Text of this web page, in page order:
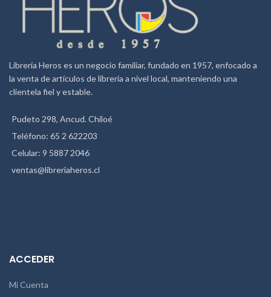
total en patrones de uso típicos
Las baterías vienen precargadas.
Duran hasta 4 veces más en
cámaras digitales que las pilas
alcalinas Energizer estándar (los
resultados pueden variar según
el dispositivo). Pilas precargadas.
Librería Heros es un negocio familiar, fundado en 1957, enfocado a
la venta de artículos de librería a nivel local, manteniendo una
clientela fiel y estable.
Pudeto 298, Ancud. Chiloé
Teléfono: 65 2 622203
Celular: 9 5887 2046
ventas@libreriaheros.cl
ACCEDER
Mi Cuenta